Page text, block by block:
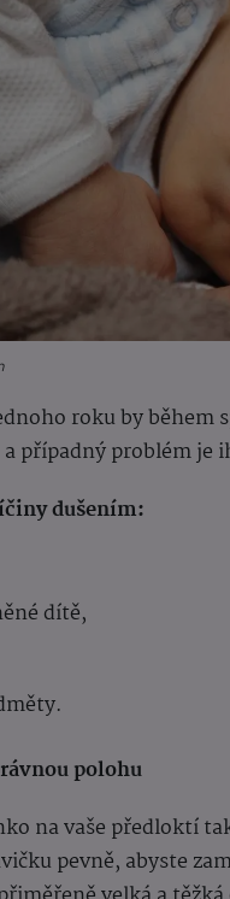
roku by během
případný problém je
dušením:
dítě,
polohu
na vaše předloktí
pevně, abyste